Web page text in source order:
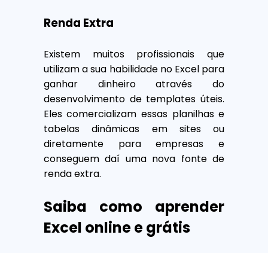
Renda Extra
Existem muitos profissionais que
utilizam a sua habilidade no Excel para
ganhar dinheiro através do
desenvolvimento de templates úteis.
Eles comercializam essas planilhas e
tabelas dinâmicas em sites ou
diretamente para empresas e
conseguem daí uma nova fonte de
renda extra.
Saiba como aprender
Excel online e grátis